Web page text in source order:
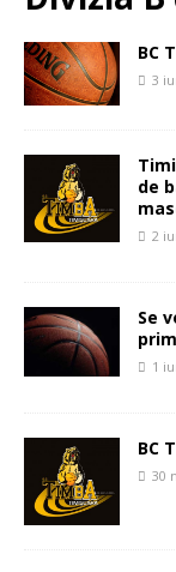
BC
3
de
2
Se
1
BC
30